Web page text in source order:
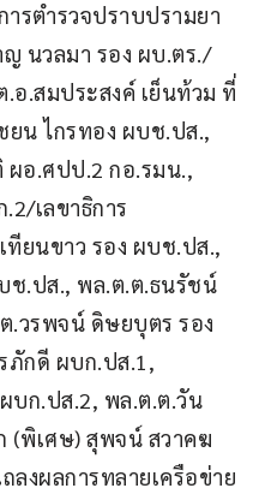
รตำรวจปราบปรามยา
นวลมา รอง ผบ.ตร./
อ.สมประสงค์ เย็นท้วม ที่
น ไกรทอง ผบช.ปส.,
อ.ศปป.2 กอ.รมน.,
เลขาธิการ
ยนขาว รอง ผบช.ปส.,
ช.ปส., พล.ต.ต.ธนรัชน์
.วรพจน์ ดิษยบุตร รอง
กดี ผบก.ปส.1,
บก.ปส.2, พล.ต.ต.วัน
(พิเศษ) สุพจน์ สวาคฆ
งผลการทลายเครือข่าย